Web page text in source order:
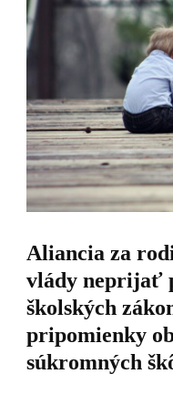
Aliancia za
vlády neprijať
školských
pripomienky
súkromných